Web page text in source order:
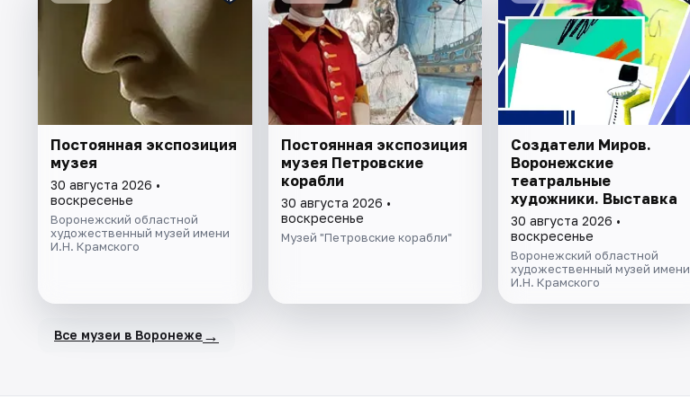
Постоянная экспозиция
музея
30 августа 2026 •
воскресенье
Воронежский областной
художественный музей имени
И.Н. Крамского
Постоянная экспозиция
музея Петровские
корабли
30 августа 2026 •
воскресенье
Музей "Петровские корабли"
Создатели Миров.
Воронежские
театральные
художники. Выставка
30 августа 2026 •
воскресенье
Воронежский областной
художественный музей имени
И.Н. Крамского
Все музеи в Воронеже →